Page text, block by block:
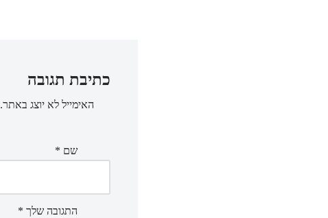
כתיבת תגובה
האימייל לא יוצג באתר.
שם *
התגובה שלך *